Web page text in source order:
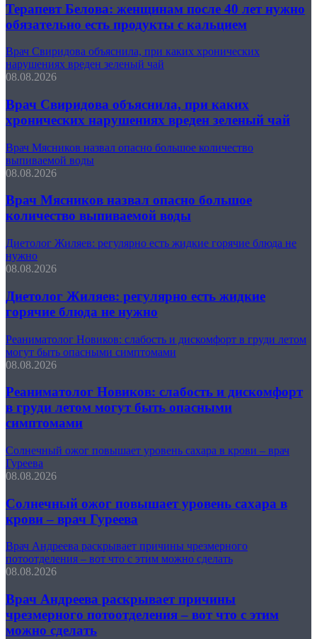
Терапевт Белова: женщинам после 40 лет нужно
обязательно есть продукты с кальцием
Врач Свиридова объяснила, при каких хронических
нарушениях вреден зеленый чай
08.08.2026
Врач Свиридова объяснила, при каких
хронических нарушениях вреден зеленый чай
Врач Мясников назвал опасно большое количество
выпиваемой воды
08.08.2026
Врач Мясников назвал опасно большое
количество выпиваемой воды
Диетолог Жиляев: регулярно есть жидкие горячие блюда не
нужно
08.08.2026
Диетолог Жиляев: регулярно есть жидкие
горячие блюда не нужно
Реаниматолог Новиков: слабость и дискомфорт в груди летом
могут быть опасными симптомами
08.08.2026
Реаниматолог Новиков: слабость и дискомфорт
в груди летом могут быть опасными
симптомами
Солнечный ожог повышает уровень сахара в крови – врач
Гуреева
08.08.2026
Солнечный ожог повышает уровень сахара в
крови – врач Гуреева
Врач Андреева раскрывает причины чрезмерного
потоотделения – вот что с этим можно сделать
08.08.2026
Врач Андреева раскрывает причины
чрезмерного потоотделения – вот что с этим
можно сделать